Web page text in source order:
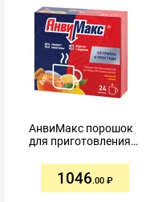
АнвиМакс порошок
для приготовления
приема внутрь 5г
№24 лимон мед
1046.00